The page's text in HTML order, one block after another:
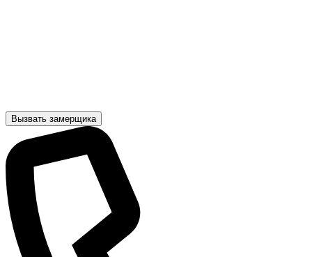
Вызвать замерщика